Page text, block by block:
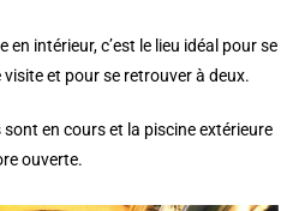
intérieur, c’est le lieu idéal pour se
et pour se retrouver à deux.
en cours et la piscine extérieure
ouverte.